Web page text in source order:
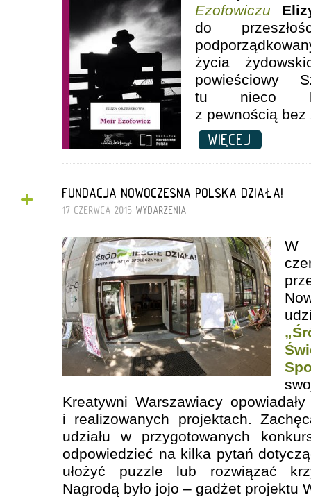
Ezofowiczu
do
życia
powieściowy
tu nieco
z pewnością bez
WIĘCEJ
+ FUNDACJA NOWOCZESNA POLSKA DZIAŁA!
17 CZERWCA 2015 WYDARZENIA
W
Kreatywni Warszawiacy
i realizowanych projektach.
udziału w przygotowanych
odpowiedzieć na kilka pytań
ułożyć puzzle lub rozwiązać
Nagrodą było jojo – gadżet projektu